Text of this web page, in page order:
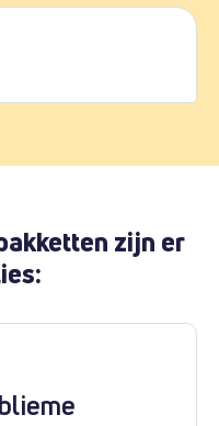
zijn er